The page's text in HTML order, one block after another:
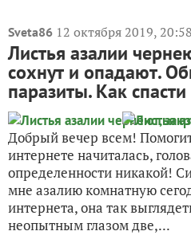
Sveta86 12 октября 2019, 20:58
Листья азалии
сохнут и опадают.
паразиты. Как
Добрый вечер всем!
интернете начиталась,
определенности никакой!
мне азалию комнатную
интернета, она так
неопытным глазом две,...